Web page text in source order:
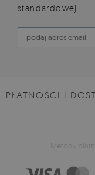
standardowej.
PŁATNOŚCI I
Metody